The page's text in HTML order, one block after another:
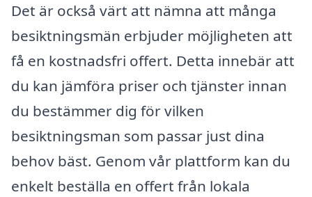
Det är också värt att nämna att många
besiktningsmän erbjuder möjligheten att
få en kostnadsfri offert. Detta innebär att
du kan jämföra priser och tjänster innan
du bestämmer dig för vilken
besiktningsman som passar just dina
behov bäst. Genom vår plattform kan du
enkelt beställa en offert från lokala